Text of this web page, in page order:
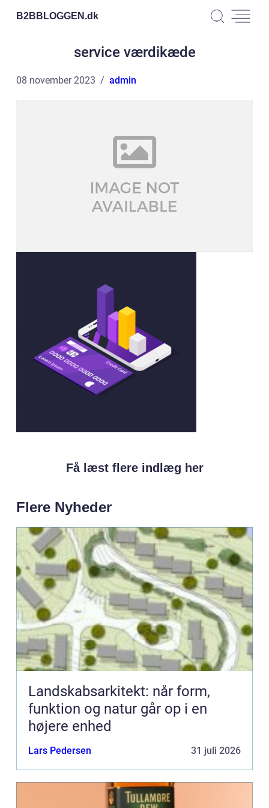
B2BBLOGGEN.dk
service værdikæde
08 november 2023 admin
Få læst flere indlæg her
Flere Nyheder
Landskabsarkitekt: når form,
funktion og natur går op i en
højere enhed
Lars Pedersen 31 juli 2026